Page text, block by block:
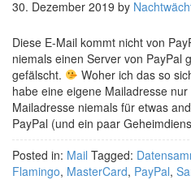
30. Dezember 2019 by
Diese E-Mail kommt nicht von
niemals einen Server von PayPal
gefälscht.
Woher ich das so
habe eine eigene Mailadresse
Mailadresse niemals für etwas
PayPal (und ein paar
Posted in: Mail Tagged:
Flamingo, MasterCard, PayPal,